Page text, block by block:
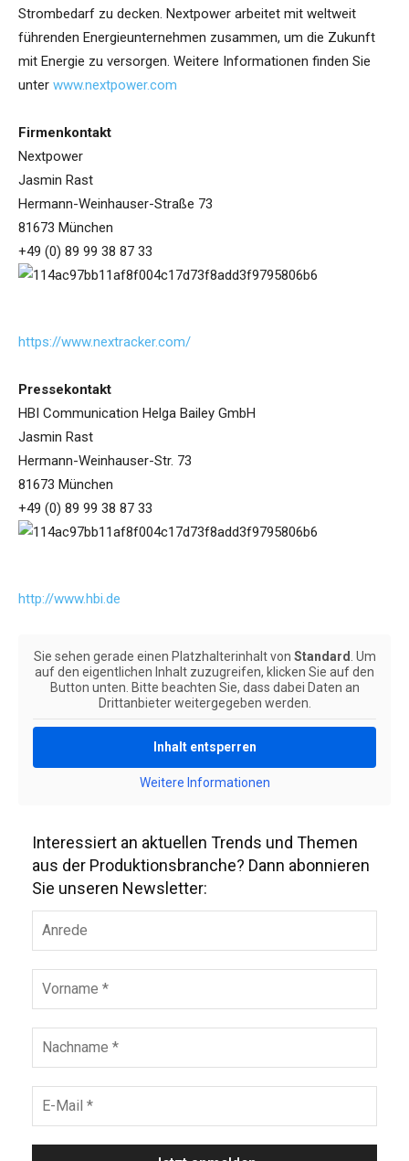
Strombedarf zu decken. Nextpower arbeitet mit weltweit
führenden Energieunternehmen zusammen, um die Zukunft
mit Energie zu versorgen. Weitere Informationen finden Sie
unter www.nextpower.com
Firmenkontakt
Nextpower
Jasmin Rast
Hermann-Weinhauser-Straße 73
81673 München
+49 (0) 89 99 38 87 33
https://www.nextracker.com/
Pressekontakt
HBI Communication Helga Bailey GmbH
Jasmin Rast
Hermann-Weinhauser-Str. 73
81673 München
+49 (0) 89 99 38 87 33
http://www.hbi.de
Sie sehen gerade einen Platzhalterinhalt von Standard . Um
auf den eigentlichen Inhalt zuzugreifen, klicken Sie auf den
Button unten. Bitte beachten Sie, dass dabei Daten an
Drittanbieter weitergegeben werden.
Inhalt entsperren
Weitere Informationen
Interessiert an aktuellen Trends und Themen
aus der Produktionsbranche? Dann abonnieren
Sie unseren Newsletter: